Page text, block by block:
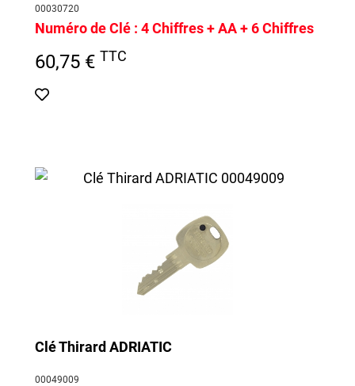
00030720
Numéro de Clé : 4 Chiffres + AA + 6 Chiffres
60,75 € TTC
Clé Thirard ADRIATIC
00049009